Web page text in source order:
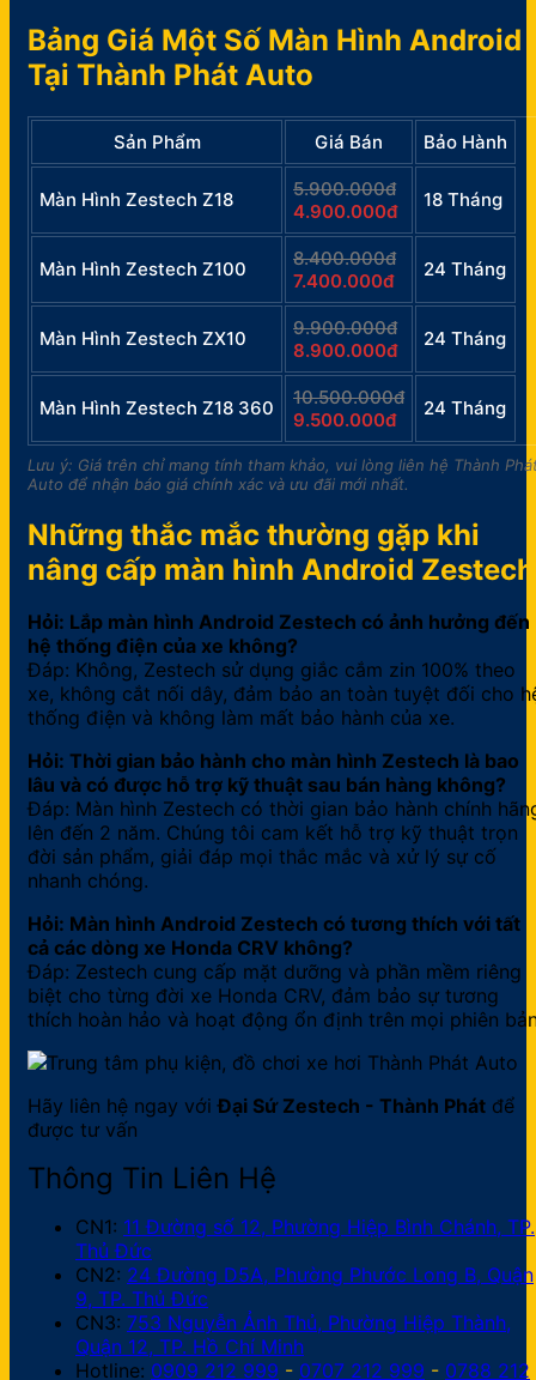
Bảng Giá Một Số Màn Hình Android
Tại Thành Phát Auto
Sản Phẩm Giá Bán Bảo Hành
Màn Hình Zestech Z18
5.900.000đ
4.900.000đ
18 Tháng
Màn Hình Zestech Z100
8.400.000đ
7.400.000đ
24 Tháng
Màn Hình Zestech ZX10
9.900.000đ
8.900.000đ
24 Tháng
Màn Hình Zestech Z18 360
10.500.000đ
9.500.000đ
24 Tháng
Lưu ý: Giá trên chỉ mang tính tham khảo, vui lòng liên hệ Thành
Auto để nhận báo giá chính xác và ưu đãi mới nhất.
Những thắc mắc thường gặp khi
nâng cấp màn hình Android Zestech
Hỏi: Lắp màn hình Android Zestech có ảnh hưởng đến
hệ thống điện của xe không?
Đáp: Không, Zestech sử dụng giắc cắm zin 100% theo
xe, không cắt nối dây, đảm bảo an toàn tuyệt đối cho
thống điện và không làm mất bảo hành của xe.
Hỏi: Thời gian bảo hành cho màn hình Zestech là bao
lâu và có được hỗ trợ kỹ thuật sau bán hàng không?
Đáp: Màn hình Zestech có thời gian bảo hành chính
lên đến 2 năm. Chúng tôi cam kết hỗ trợ kỹ thuật trọn
đời sản phẩm, giải đáp mọi thắc mắc và xử lý sự cố
nhanh chóng.
Hỏi: Màn hình Android Zestech có tương thích với tất
cả các dòng xe Honda CRV không?
Đáp: Zestech cung cấp mặt dưỡng và phần mềm riêng
biệt cho từng đời xe Honda CRV, đảm bảo sự tương
thích hoàn hảo và hoạt động ổn định trên mọi phiên
Hãy liên hệ ngay vớiĐại Sứ Zestech - Thành Phát để
được tư vấn
Thông Tin Liên Hệ
CN1: 11 Đường số 12, Phường Hiệp Bình Chánh, TP.
Thủ Đức
CN2: 24 Đường D5A, Phường Phước Long B, Quận
9, TP. Thủ Đức
CN3: 753 Nguyễn Ảnh Thủ, Phường Hiệp Thành,
Quận 12, TP. Hồ Chí Minh
Hotline: 0909 212 999 - 0707 212 999 - 0788 212